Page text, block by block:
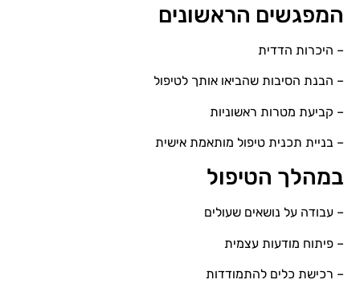
המפגשים הראשונים
– היכרות הדדית
– הבנת הסיבות שהביאו אותך לטיפול
– קביעת מטרות ראשוניות
– בניית תכנית טיפול מותאמת אישית
במהלך הטיפול
– עבודה על נושאים שעולים
– פיתוח מודעות עצמית
– רכישת כלים להתמודדות